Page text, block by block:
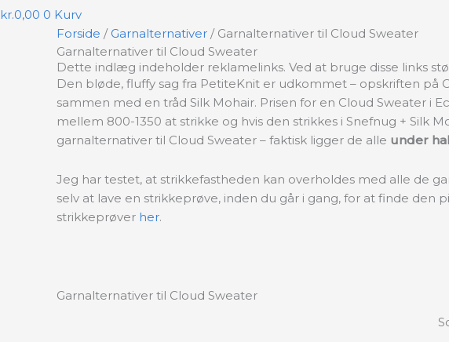
kr.0,00 0 Kurv
Forside / Garnalternativer / Garnalternativer til Cloud Sweater
Garnalternativer til Cloud Sweater
Dette indlæg indeholder reklamelinks. Ved at bruge disse links
Den bløde, fluffy sag fra PetiteKnit er udkommet – opskriften på
sammen med en tråd Silk Mohair. Prisen for en Cloud Sweater i
mellem 800-1350 at strikke og hvis den strikkes i Snefnug + Silk
garnalternativer til Cloud Sweater – faktisk ligger de alle under
Jeg har testet, at strikkefastheden kan overholdes med alle de
selv at lave en strikkeprøve, inden du går i gang, for at finde
strikkeprøver her.
Garnalternativer til Cloud Sweater